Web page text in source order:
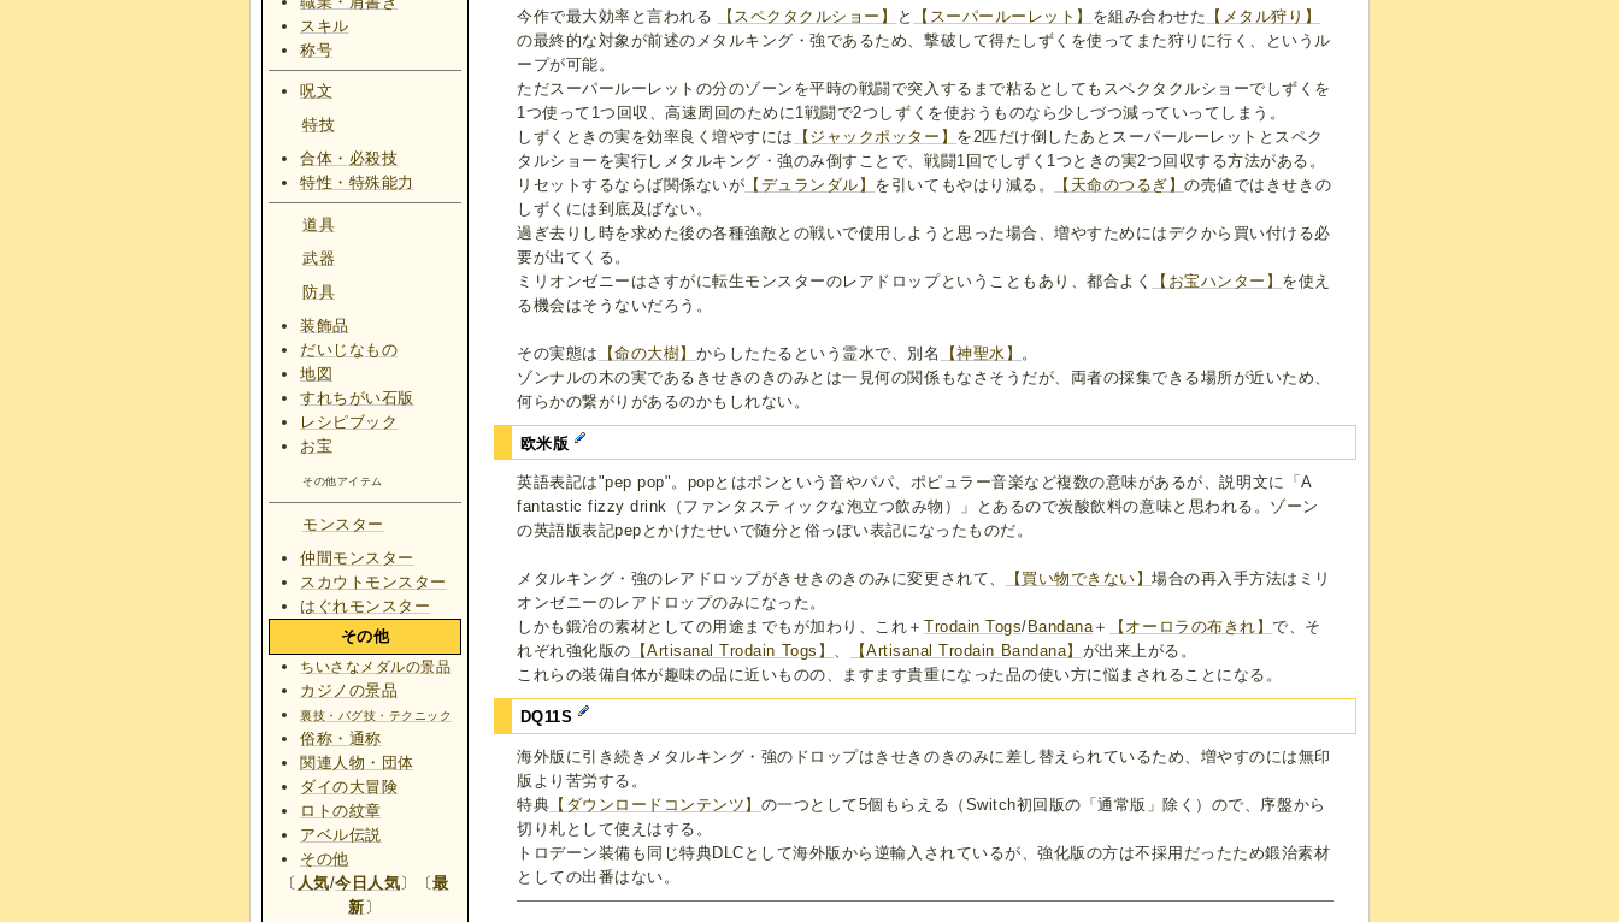
今作で最大効率と言われる 【スペクタクルショー】 と 【スーパールーレット】 を組み合わせた 【メタル狩り】
の最終的な対象が前述のメタルキング・強であるため、撃破して得たしずくを使ってまた狩りに行く、というル
ープが可能。
ただスーパールーレットの分のゾーンを平時の戦闘で突入するまで粘るとしてもスペクタクルショーでしずくを
1つ使って1つ回収、高速周回のために1戦闘で2つしずくを使おうものなら少しづつ減っていってしまう。
しずくときの実を効率良く増やすには
【ジャックポッター】 を2匹だけ倒したあとスーパールーレットとスペク
タルショーを実行しメタルキング・強のみ倒すことで、戦闘1回でしずく1つときの実2つ回収する方法がある。
リセットするならば関係ないが 【デュランダル】 を引いてもやはり減る。 【天命のつるぎ】の売値ではきせきの
しずくには到底及ばない。
過ぎ去りし時を求めた後の各種強敵との戦いで使用しようと思った場合、増やすためにはデクから買い付ける必
要が出てくる。
ミリオンゼニーはさすがに転生モンスターのレアドロップということもあり、都合よく
【お宝ハンター】 を使え
る機会はそうないだろう。
その実態は 【命の大樹】 からしたたるという霊水で、別名 【神聖水】 。
ゾンナルの木の実であるきせきのきのみとは一見何の関係もなさそうだが、両者の採集できる場所が近いため、
何らかの繋がりがあるのかもしれない。
欧米版
英語表記は"pep pop"。popとはポンという音やパパ、ポピュラー音楽など複数の意味があるが、説明文に「A
fantastic fizzy drink（ファンタスティックな泡立つ飲み物）」とあるので炭酸飲料の意味と思われる。ゾーン
の英語版表記pepとかけたせいで随分と俗っぽい表記になったものだ。
メタルキング・強のレアドロップがきせきのきのみに変更されて、 【買い物できない】場合の再入手方法はミリ
オンゼニーのレアドロップのみになった。
しかも鍛冶の素材としての用途までもが加わり、これ＋Trodain Togs/ Bandana＋ 【オーロラの布きれ】で、そ
れぞれ強化版の 【Artisanal Trodain Togs】 、 【Artisanal Trodain Bandana】 が出来上がる。
これらの装備自体が趣味の品に近いものの、ますます貴重になった品の使い方に悩まされることになる。
DQ11S
海外版に引き続きメタルキング・強のドロップはきせきのきのみに差し替えられているため、増やすのには無印
版より苦労する。
特典 【ダウンロードコンテンツ】 の一つとして5個もらえる（Switch初回版の「通常版」除く）ので、序盤から
切り札として使えはする。
トロデーン装備も同じ特典DLCとして海外版から逆輸入されているが、強化版の方は不採用だったため鍛治素材
としての出番はない。
スキル
称号
呪文
特技
合体・必殺技
特性・特殊能力
道具
武器
防具
装飾品
だいじなもの
地図
すれちがい石版
レシピブック
お宝
その他アイテム
モンスター
仲間モンスター
スカウトモンスター
はぐれモンスター
その他
ちいさなメダルの景品
カジノの景品
裏技・バグ技・テクニック
俗称・通称
関連人物・団体
ダイの大冒険
ロトの紋章
アベル伝説
その他
〔 人気/今日人気〕〔最
新 〕